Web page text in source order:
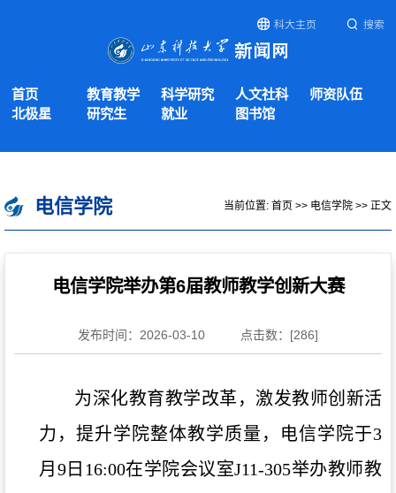
科大主页 搜索
首页 教育教学 科学研究 人文社科
师资队伍
北极星
研究生 就业 图书馆
电信学院 当前位置: 首页 >> 电信学院 >> 正文
电信学院举办第6届教师教学创新大赛
发布时间：2026-03-10 点击数：[286]
为深化教育教学改革，激发教师创新活
力，提升学院整体教学质量，电信学院于3
月9日16:00在学院会议室J11-305举办教师教